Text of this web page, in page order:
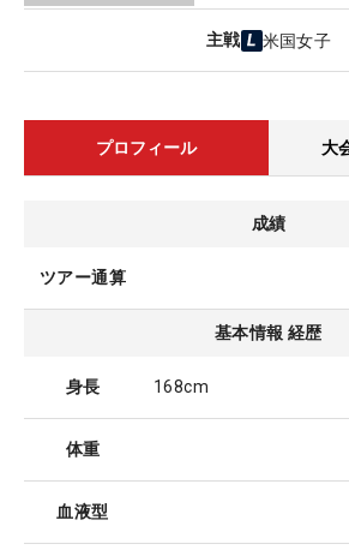
主戦 米国女子
プロフィール 大
成績
ツアー通算
基本情報 経歴
身長 168cm
体重
血液型